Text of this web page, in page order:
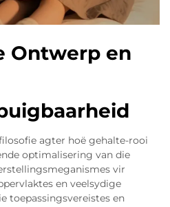
Ontwerp en
agter hoë gehalte-rooi
optimalisering van die
vir
en veelsydige
toepassingsvereistes en